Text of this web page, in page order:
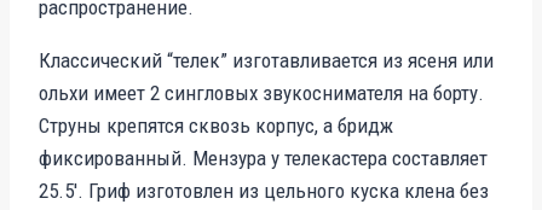
распространение.
Классический “телек” изготавливается из ясеня или
ольхи имеет 2 сингловых звукоснимателя на борту.
Струны крепятся сквозь корпус, а бридж
фиксированный. Мензура у телекастера составляет
25.5′. Гриф изготовлен из цельного куска клена без